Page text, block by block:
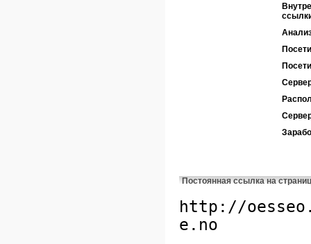
Постоянная ссылка на